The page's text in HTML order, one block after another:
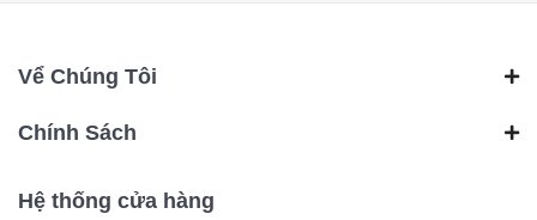
Vể Chúng Tôi
Chính Sách
Hệ thống cửa hàng